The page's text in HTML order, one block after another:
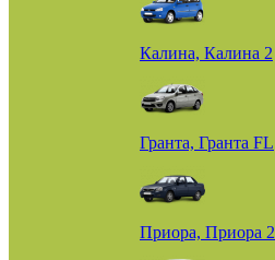
Калина, Калина 2
Гранта, Гранта FL
Приора, Приора 2